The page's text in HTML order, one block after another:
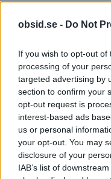
obsid.se - Do Not
If you wish to opt-out
processing of your
targeted advertising by
section to confirm your
opt-out request is
interest-based ads
us or personal
your opt-out. You may
disclosure of your
IAB’s list of
Det är sällan man
är snarare så att
Något vettigare att
Jag förstår inte
Jag hänger inte med
Förklara för mig
Slutord